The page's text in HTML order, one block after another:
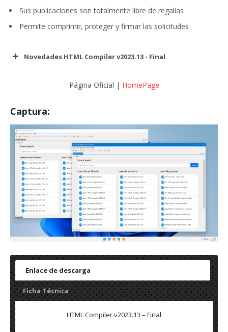
Sus publicaciones son totalmente libre de regalías
Permite comprimir, proteger y firmar las solicitudes
Novedades HTML Compiler v2023.13 - Final
Página Oficial | HomePage
Captura:
Enlace de descarga
Ficha Técnica
HTML Compiler v2023.13 – Final